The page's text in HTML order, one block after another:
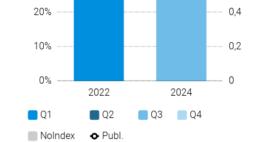
20%
10%
0% 0
0,2
0,4
2022
2024
Q1
Q2 Q3
Q4
NoIndex
Publ.